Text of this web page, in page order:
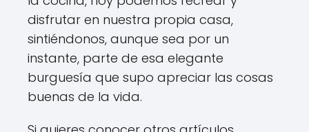
disfrutar en nuestra propia casa,
sintiéndonos, aunque sea por un
instante, parte de esa elegante
burguesía que supo apreciar las cosas
buenas de la vida.